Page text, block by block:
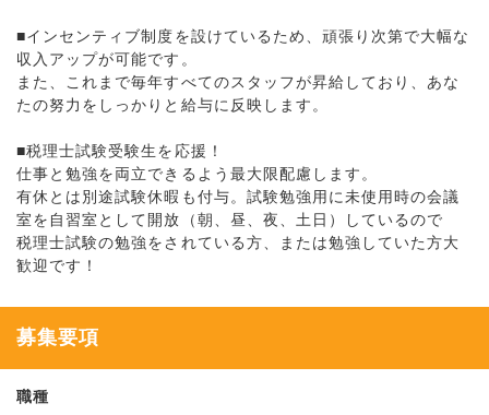
■インセンティブ制度を設けているため、頑張り次第で大幅な
収入アップが可能です。
また、これまで毎年すべてのスタッフが昇給しており、あな
たの努力をしっかりと給与に反映します。
■税理士試験受験生を応援！
仕事と勉強を両立できるよう最大限配慮します。
有休とは別途試験休暇も付与。試験勉強用に未使用時の会議
室を自習室として開放（朝、昼、夜、土日）しているので
税理士試験の勉強をされている方、または勉強していた方大
歓迎です！
募集要項
職種